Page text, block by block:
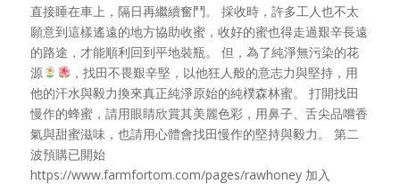
直接睡在車上，隔日再繼續奮鬥。 採收時，許多工人也不太
願意到這樣遙遠的地方協助收蜜，收好的蜜也得走過艱辛長遠
的路途，才能順利回到平地裝瓶。 但，為了純淨無污染的花
源
，找田不畏艱辛堅，以他狂人般的意志力與堅持，用
他的汗水與毅力換來真正純淨原始的純樸森林蜜。 打開找田
慢作的蜂蜜，請用眼睛欣賞其美麗色彩，用鼻子、舌尖品嚐香
氣與甜蜜滋味，也請用心體會找田慢作的堅持與毅力。 第二
波預購已開始
https://www.farmfortom.com/pages/rawhoney 加入